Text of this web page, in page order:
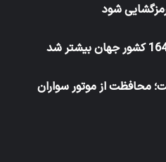
شود
محافظت از موتور سواران